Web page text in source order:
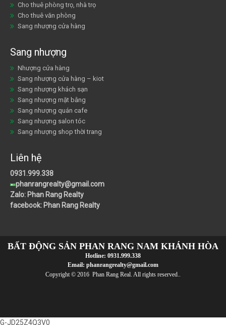
Cho thuê phòng trọ, nhà trọ
Cho thuê văn phòng
Sang nhượng cửa hàng
Sang nhượng
Nhượng cửa hàng
Sang nhượng cửa hàng – kiot
Sang nhượng khách sạn
Sang nhượng mặt bằng
Sang nhượng quán cafe
Sang nhượng salon tóc
Sang nhượng shop thời trang
Liên hệ
0931.999.338
phanrangrealty@gmail.com
Zalo: Phan Rang Realty
facebook: Phan Rang Realty
BẤT ĐỘNG SẢN PHAN RANG NAM KHÁNH HÒA
Hotline: 0931.999.338
Email: phanrangrealty@gmail.com
Copyright © 2016 Phan Rang Real. All rights reserved..
G-JD25Z4Q3V0